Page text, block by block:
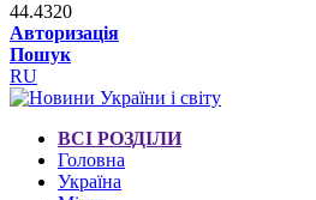
44.4320
Авторизація
Пошук
RU
ВСІ РОЗДІЛИ
Головна
Україна